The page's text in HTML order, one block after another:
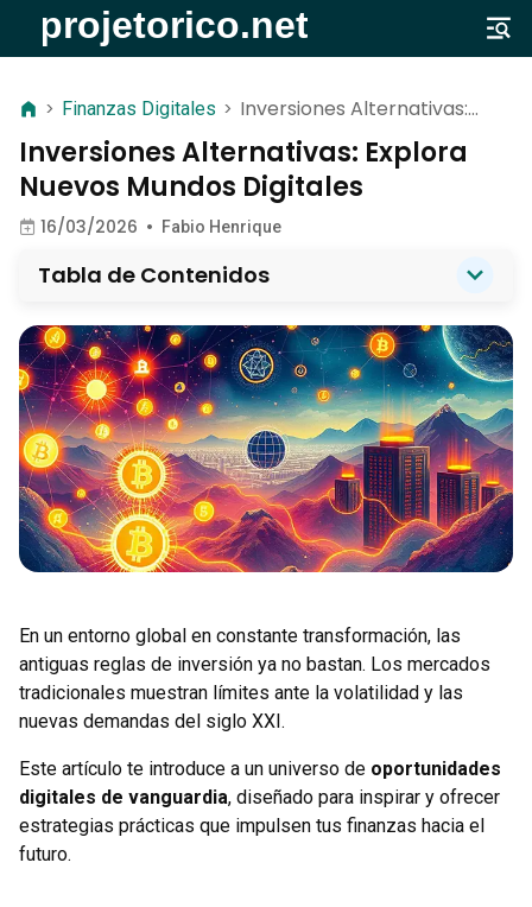
> Finanzas Digitales > Inversiones Alternativas:
Explora Nuevos Mundos
Digitales
Inversiones Alternativas: Explora
Nuevos Mundos Digitales
16/03/2026 • Fabio Henrique
Tabla de Contenidos
En un entorno global en constante transformación, las
antiguas reglas de inversión ya no bastan. Los mercados
tradicionales muestran límites ante la volatilidad y las
nuevas demandas del siglo XXI.
Este artículo te introduce a un universo de oportunidades
digitales de vanguardia, diseñado para inspirar y ofrecer
estrategias prácticas que impulsen tus finanzas hacia el
futuro.